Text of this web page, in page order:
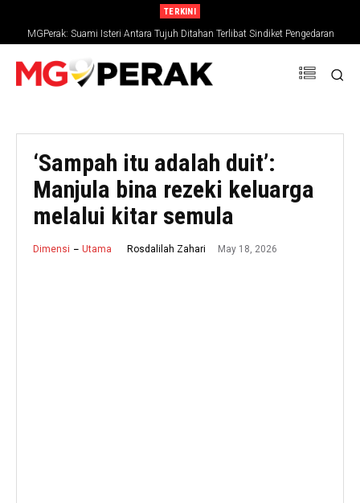
TERKINI
MGPerak: Suami Isteri Antara Tujuh Ditahan Terlibat Sindiket Pengedaran
Dadah, Rampasan RM794,827
‘Sampah itu adalah duit’:
Manjula bina rezeki keluarga
melalui kitar semula
Dimensi Utama Rosdalilah Zahari May 18, 2026